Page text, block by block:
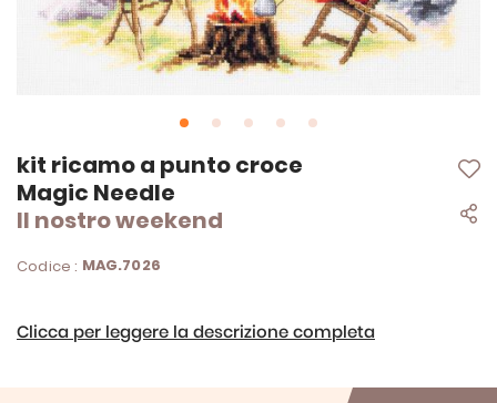
kit ricamo a punto croce
Magic Needle
Il nostro weekend
Codice : MAG.7026
Clicca per leggere la descrizione completa
Vai
all'inizio
della
galleria
immagini